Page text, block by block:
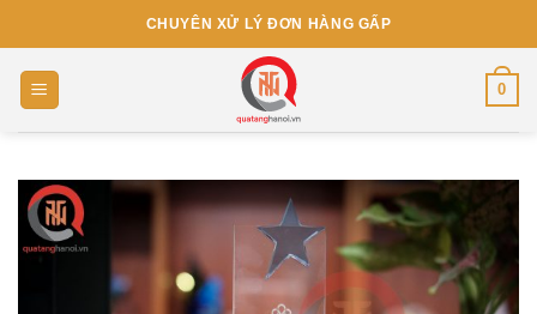
to
content
CHUYÊN XỬ LÝ ĐƠN HÀNG GẤP
0